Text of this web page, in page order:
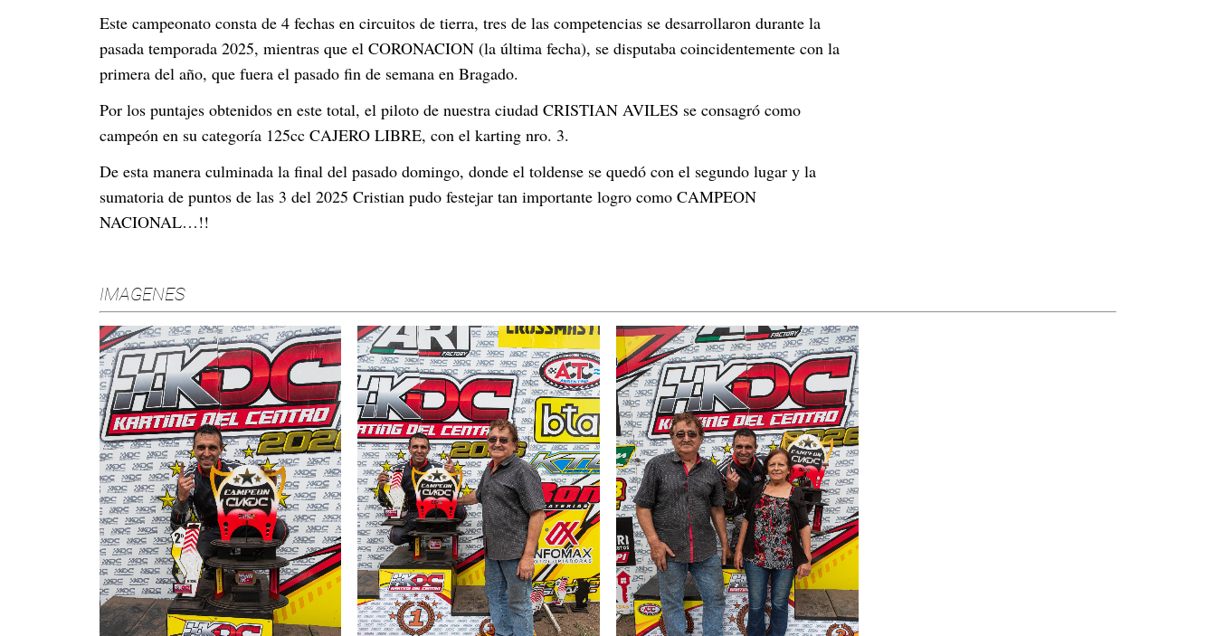
Este campeonato consta de 4 fechas en circuitos de tierra, tres de las competencias se desarrollaron durante la
pasada temporada 2025, mientras que el CORONACION (la última fecha), se disputaba coincidentemente con la
primera del año, que fuera el pasado fin de semana en Bragado.
Por los puntajes obtenidos en este total, el piloto de nuestra ciudad CRISTIAN AVILES se consagró como
campeón en su categoría 125cc CAJERO LIBRE, con el karting nro. 3.
De esta manera culminada la final del pasado domingo, donde el toldense se quedó con el segundo lugar y la
sumatoria de puntos de las 3 del 2025 Cristian pudo festejar tan importante logro como CAMPEON
NACIONAL…!!
IMAGENES